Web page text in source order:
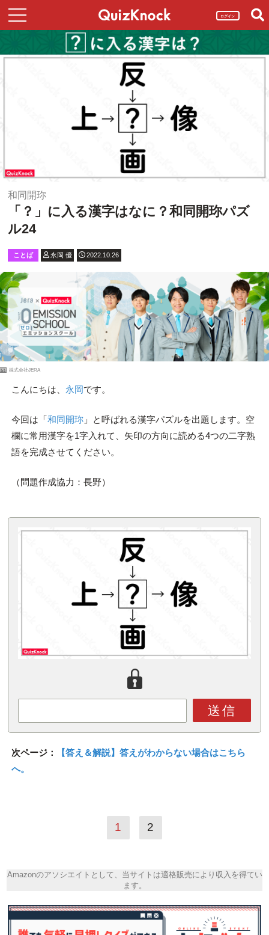
ログイン
和同開珎
「？」に入る漢字はなに？和同開珎パズ
ル24
ことば 永岡 優 2022.10.26
PR 株式会社JERA
こんにちは、 永岡です。
今回は「和同開珎」と呼ばれる漢字パズルを出題します。空
欄に常用漢字を1字入れて、矢印の方向に読める4つの二字熟
語を完成させてください。
（問題作成協力：長野）
送信
次ページ：
【答え＆解説】答えがわからない場合はこちら
へ。
1 2
Amazonのアソシエイトとして、当サイトは適格販売により収入を得てい
ます。